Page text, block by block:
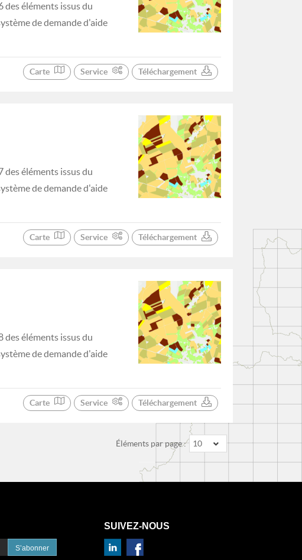
des éléments issus du
de demande d'aide
Carte Service Téléchargement
des éléments issus du
de demande d'aide
Carte Service Téléchargement
des éléments issus du
de demande d'aide
Carte Service Téléchargement
Éléments par page : 10
S’abonner
SUIVEZ-NOUS